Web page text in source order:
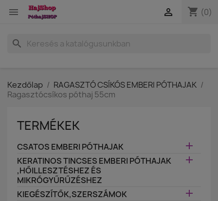
 shopping_cart (0)

search
Kezdőlap
RAGASZTÓ CSÍKÓS EMBERI PÓTHAJAK
Ragasztócsíkos póthaj 55cm
TERMÉKEK
CSATOS EMBERI PÓTHAJAK 
KERATINOS TINCSES EMBERI PÓTHAJAK
,HŐILLESZTÉSHEZ ÉS
MIKRÓGYŰRŰZÉSHEZ

KIEGÉSZÍTŐK,SZERSZÁMOK 